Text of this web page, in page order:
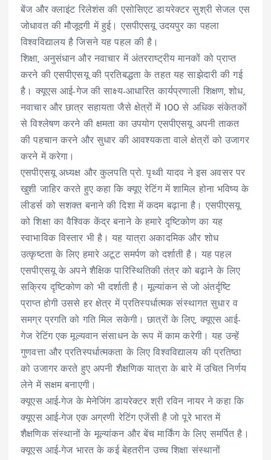
बेंज और क्लाइंट रिलेशंस की एसोसिएट डायरेक्टर सुश्री सेजल एस
जोधावत की मौजूदगी में हुई। एसपीएसयू उदयपुर का पहला
विश्वविद्यालय है जिसने यह पहल की है।
शिक्षा, अनुसंधान और नवाचार में अंतरराष्ट्रीय मानकों को प्राप्त
करने की एसपीएसयू की प्रतिबद्धता के तहत यह साझेदारी की गई
है। क्यूएस आई-गेज की साक्ष्य-आधारित कार्यप्रणाली शिक्षण, शोध,
नवाचार और छात्र सहायता जैसे क्षेत्रों में 100 से अधिक संकेतकों
से विश्लेषण करने की क्षमता का उपयोग एसपीएसयू अपनी ताकत
की पहचान करने और सुधार की आवश्यकता वाले क्षेत्रों को उजागर
करने में करेगा।
एसपीएसयू अध्यक्ष और कुलपति प्रो. पृथ्वी यादव ने इस अवसर पर
खुशी जाहिर करते हुए कहा कि क्यूए रेटिंग में शामिल होना भविष्य के
लीडर्स को सशक्त बनाने की दिशा में कदम बढ़ाना है। एसपीएसयू
को शिक्षा का वैश्विक केंद्र बनाने के हमारे दृष्टिकोण का यह
स्वाभाविक विस्तार भी है। यह यात्रा अकादमिक और शोध
उत्कृष्टता के लिए हमारे अटूट समर्पण को दर्शाती है। यह पहल
एसपीएसयू के अपने शैक्षिक पारिस्थितिकी तंत्र को बढ़ाने के लिए
सक्रिय दृष्टिकोण को भी दर्शाती है। मूल्यांकन से जो अंतर्दृष्टि
प्राप्त होगी उससे हर क्षेत्र में प्रतिस्पर्धात्मक संस्थागत सुधार व
समग्र प्रगति को गति मिल सकेगी। छात्रों के लिए, क्यूएस आई-
गेज रेटिंग एक मूल्यवान संसाधन के रूप में काम करेगी। यह उन्हें
गुणवत्ता और प्रतिस्पर्धात्मकता के लिए विश्वविद्यालय की प्रतिष्ठा
को उजागर करते हुए अपनी शैक्षणिक यात्रा के बारे में उचित निर्णय
लेने में सक्षम बनाएगी।
क्यूएस आई-गेज के मेनेजिंग डायरेक्टर श्री रविन नायर ने कहा कि
क्यूएस आई-गेज एक अग्रणी रेटिंग एजेंसी है जो पूरे भारत में
शैक्षणिक संस्थानों के मूल्यांकन और बेंच मार्किंग के लिए समर्पित है।
क्यूएस आई-गेज भारत के कई बेहतरीन उच्च शिक्षा संस्थानों